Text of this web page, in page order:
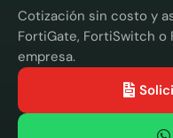
Cotización sin costo y
FortiGate, FortiSwitch
empresa.